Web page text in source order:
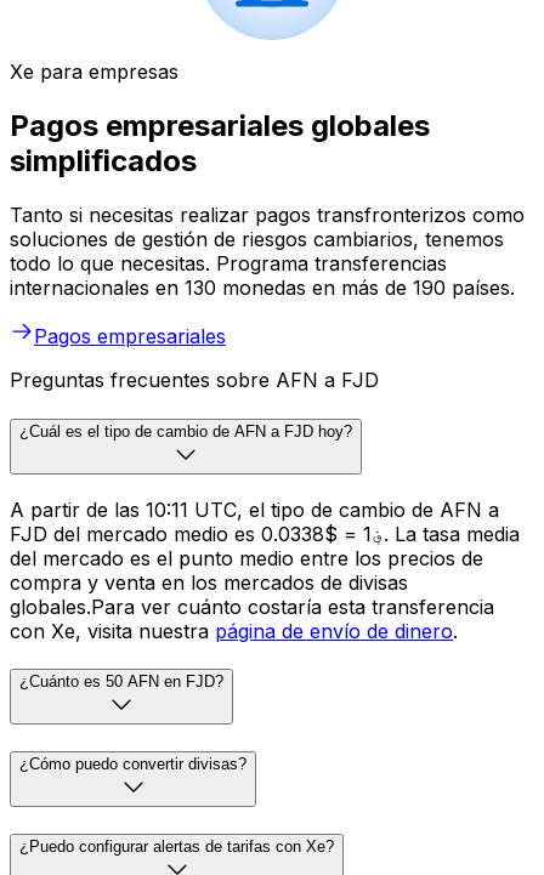
Xe para empresas
Pagos empresariales globales
simplificados
Tanto si necesitas realizar pagos transfronterizos como
soluciones de gestión de riesgos cambiarios, tenemos
todo lo que necesitas. Programa transferencias
internacionales en 130 monedas en más de 190 países.
Pagos empresariales
Preguntas frecuentes sobre AFN a FJD
¿Cuál es el tipo de cambio de AFN a FJD hoy?
A partir de las 10:11 UTC, el tipo de cambio de AFN a
FJD del mercado medio es ؋1 = $0.0338. La tasa media
del mercado es el punto medio entre los precios de
compra y venta en los mercados de divisas
globales.Para ver cuánto costaría esta transferencia
con Xe, visita nuestra página de envío de dinero.
¿Cuánto es 50 AFN en FJD?
¿Cómo puedo convertir divisas?
¿Puedo configurar alertas de tarifas con Xe?